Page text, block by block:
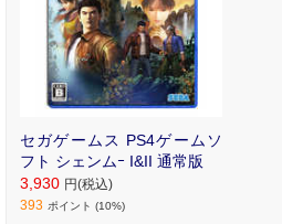
セガゲームス PS4ゲームソ
フト シェンムｰ I&II 通常版
3,930 円(税込)
393 ポイント (10%)